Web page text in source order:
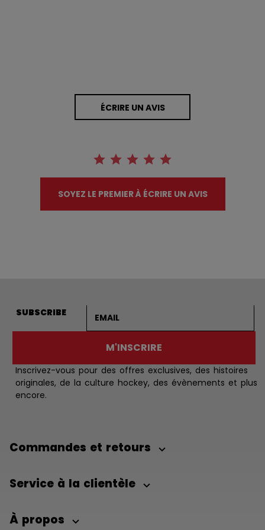
ÉCRIRE UN AVIS
SOYEZ LE PREMIER À ÉCRIRE UN AVIS
SUBSCRIBE
M'INSCRIRE
Inscrivez-vous pour des offres exclusives, des histoires
originales, de la culture hockey, des évènements et plus
encore.
Commandes et retours
Service à la clientèle
À propos